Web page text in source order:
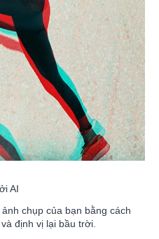
AI
chụp của bạn bằng cách
định vị lại bầu trời.